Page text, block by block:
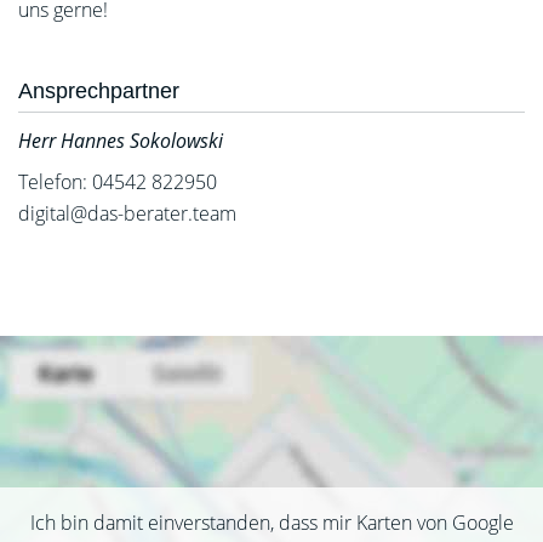
uns gerne!
Ansprechpartner
Herr Hannes Sokolowski
Telefon: 04542 822950
digital@das-berater.team
Ich bin damit einverstanden, dass mir Karten von Google